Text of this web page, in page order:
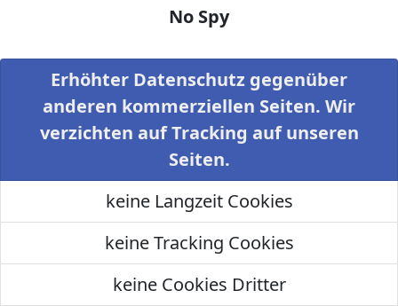
No Spy
Erhöhter Datenschutz gegenüber
anderen kommerziellen Seiten. Wir
verzichten auf Tracking auf unseren
Seiten.
keine Langzeit Cookies
keine Tracking Cookies
keine Cookies Dritter